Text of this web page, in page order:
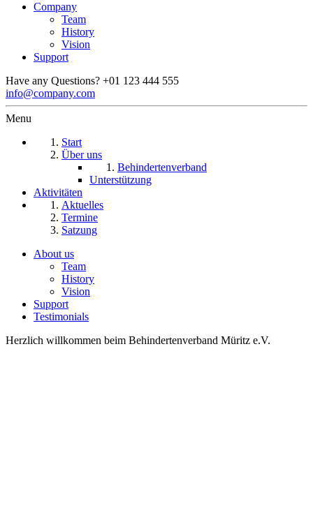
Company
Team
History
Vision
Support
Have any Questions? +01 123 444 555
info@company.com
Menu
Start
Über uns
Behindertenverband
Unterstützung
Aktivitäten
Aktuelles
Termine
Satzung
About us
Team
History
Vision
Support
Testimonials
Herzlich willkommen beim Behindertenverband Müritz e.V.